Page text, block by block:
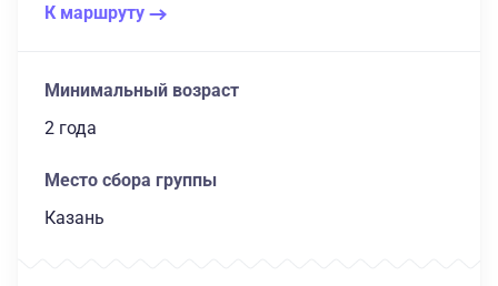
К маршруту
Минимальный возраст
2 года
Место сбора группы
Казань